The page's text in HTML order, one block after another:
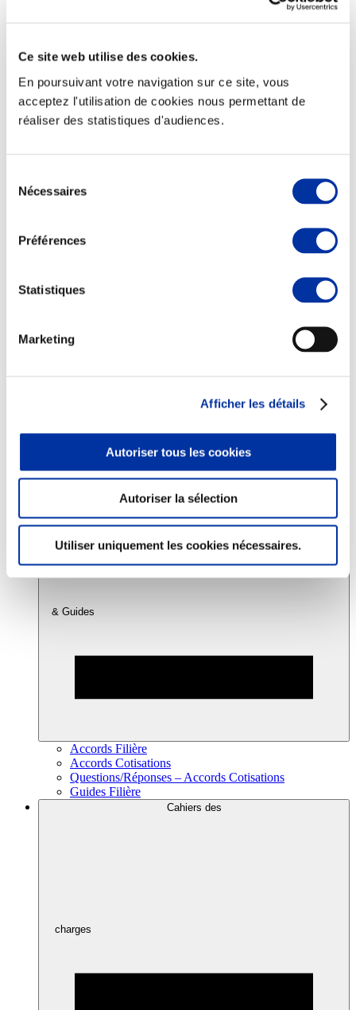
Ce site web utilise des cookies.
En poursuivant votre navigation sur ce site, vous
acceptez l'utilisation de cookies nous permettant de
réaliser des statistiques d'audiences.
Nécessaires
Préférences
Statistiques
Marketing
Afficher les détails
Autoriser tous les cookies
Autoriser la sélection
Utiliser uniquement les cookies nécessaires.
Elevage
Transport – mise en marché
Abattoir
Partenaire Climat
Viandes et santé
Juste rémunération et attractivité des métiers
Info-veille scientifique
Sources d’information
Accords
& Guides
Accords Filière
Accords Cotisations
Questions/Réponses – Accords Cotisations
Guides Filière
Cahiers des
charges